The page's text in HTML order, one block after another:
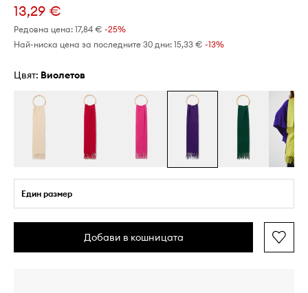
13,29 €
Редовна цена: 17,84 € -25%
Най-ниска цена за последните 30 дни: 15,33 € -13%
Цвят: виолетов
Един размер
Добави в кошницата